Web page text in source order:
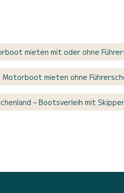
mieten mit oder ohne
Motorboot mieten ohne
– Bootsverleih mit Skipper